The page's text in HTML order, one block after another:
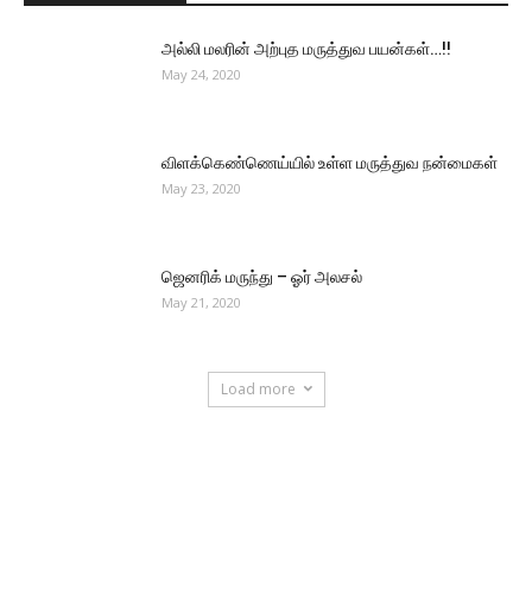
அல்லி மலரின் அற்புத மருத்துவ பயன்கள்…!!
May 24, 2020
விளக்கெண்ணெய்யில் உள்ள மருத்துவ நன்மைகள்
May 23, 2020
ஜெனரிக் மருந்து – ஓர் அலசல்
May 21, 2020
Load more